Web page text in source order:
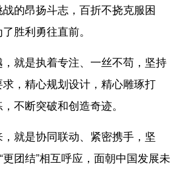
的昂扬斗志，百折不挠克服困
胜利勇往直前。
是执着专注、一丝不苟，坚持
，精心规划设计，精心雕琢打
不断突破和创造奇迹。
是协同联动、紧密携手，坚
更团结”相互呼应，面朝中国发展未